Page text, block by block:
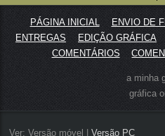
PÁGINA INICIAL ENVIO DE
ENTREGAS
EDIÇÃO GRÁFICA
COMENTÁRIOS
a minha
gráfica
Ver: Versão móvel Versão PC